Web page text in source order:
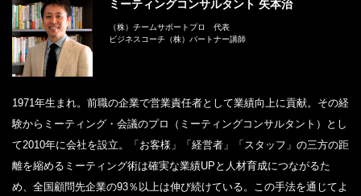
ミーティングコンサルタント 矢本治
（株）チームサポートプロ 代表
ビジネスコーチ（株）パートナー講師
1971年生まれ。前職の企業で営業責任者として業績向上に貢献。その経
験からミーティング・会議のプロ（ミーティングコンサルタント）とし
て2010年に会社を設立。「お客様」「経営者」「スタッフ」の三方の距
離を縮めるミーティング術は確実な業績UPと人材育成につながるた
め、全国顧問先企業の93％以上は伸び続けている。この手法を通じてよ